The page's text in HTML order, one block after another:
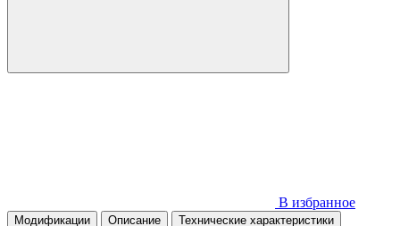
В избранное
Модификации Описание
Технические характеристики